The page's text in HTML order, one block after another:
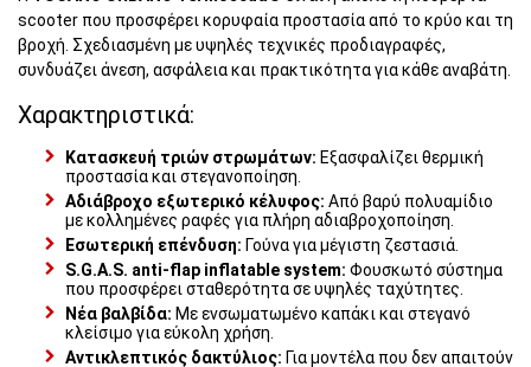
scooter που προσφέρει κορυφαία προστασία από το κρύο και τη
βροχή. Σχεδιασμένη με υψηλές τεχνικές προδιαγραφές,
συνδυάζει άνεση, ασφάλεια και πρακτικότητα για κάθε αναβάτη.
Χαρακτηριστικά:
Κατασκευή τριών στρωμάτων: Εξασφαλίζει θερμική
προστασία και στεγανοποίηση.
Αδιάβροχο εξωτερικό κέλυφος: Από βαρύ πολυαμίδιο
με κολλημένες ραφές για πλήρη αδιαβροχοποίηση.
Εσωτερική επένδυση: Γούνα για μέγιστη ζεστασιά.
S.G.A.S. anti-flap inflatable system: Φουσκωτό σύστημα
που προσφέρει σταθερότητα σε υψηλές ταχύτητες.
Νέα βαλβίδα: Με ενσωματωμένο καπάκι και στεγανό
κλείσιμο για εύκολη χρήση.
Αντικλεπτικός δακτύλιος: Για μοντέλα που δεν απαιτούν